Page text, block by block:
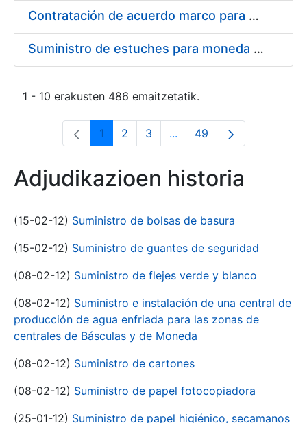
Contratación de acuerdo marco para el Suministro de Material de Electricidad para la Fábrica Nacional de Moneda y Timbre-Real Casa de la Moneda en su centro de trabajo de Burgos
Suministro de estuches para moneda de 30 €
1 - 10 erakusten 486 emaitzetatik.
Orrialdea
1 Orrialdea
2 Orrialdea
3 ...Intermediate Pages Use
Orrialdea
49
Adjudikazioen historia
(15-02-12) Suministro de bolsas de basura
(15-02-12) Suministro de guantes de seguridad
(08-02-12) Suministro de flejes verde y blanco
(08-02-12) Suministro e instalación de una central de
producción de agua enfriada para las zonas de
centrales de Básculas y de Moneda
(08-02-12) Suministro de cartones
(08-02-12) Suministro de papel fotocopiadora
(25-01-12) Suministro de papel higiénico, secamanos